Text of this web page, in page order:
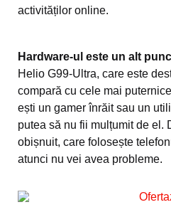
activităților online.
Hardware-ul este un alt
Helio G99-Ultra, care este
compară cu cele mai
ești un gamer înrăit sau un
putea să nu fii mulțumit de el.
obișnuit, care folosește
atunci nu vei avea probleme.